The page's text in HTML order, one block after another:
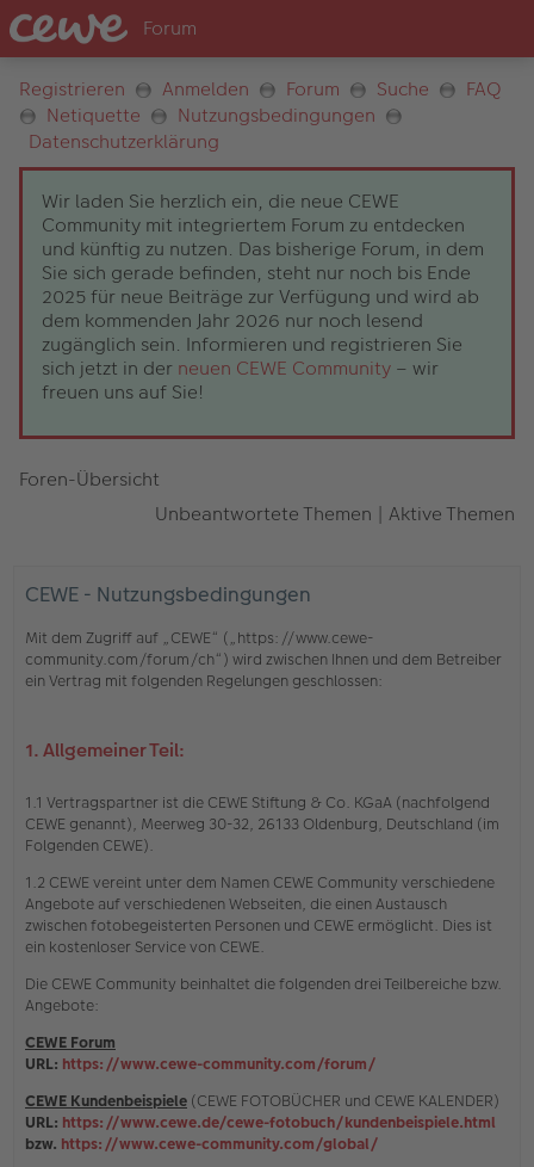
Registrieren Anmelden Forum Suche
FAQ
Netiquette
Nutzungsbedingungen
Datenschutzerklärung
Wir laden Sie herzlich ein, die neue CEWE
Community mit integriertem Forum zu entdecken
und künftig zu nutzen. Das bisherige Forum, in dem
Sie sich gerade befinden, steht nur noch bis Ende
2025 für neue Beiträge zur Verfügung und wird ab
dem kommenden Jahr 2026 nur noch lesend
zugänglich sein. Informieren und registrieren Sie
sich jetzt in der neuen CEWE Community – wir
freuen uns auf Sie!
Foren-Übersicht
Unbeantwortete Themen | Aktive Themen
CEWE - Nutzungsbedingungen
Mit dem Zugriff auf „CEWE“ („https://www.cewe-
community.com/forum/ch“) wird zwischen Ihnen und dem Betreiber
ein Vertrag mit folgenden Regelungen geschlossen:
1. Allgemeiner Teil:
1.1 Vertragspartner ist die CEWE Stiftung & Co. KGaA (nachfolgend
CEWE genannt), Meerweg 30-32, 26133 Oldenburg, Deutschland (im
Folgenden CEWE).
1.2 CEWE vereint unter dem Namen CEWE Community verschiedene
Angebote auf verschiedenen Webseiten, die einen Austausch
zwischen fotobegeisterten Personen und CEWE ermöglicht. Dies ist
ein kostenloser Service von CEWE.
Die CEWE Community beinhaltet die folgenden drei Teilbereiche bzw.
Angebote:
CEWE Forum
URL: https://www.cewe-community.com/forum/
CEWE Kundenbeispiele (CEWE FOTOBÜCHER und CEWE KALENDER)
URL: https://www.cewe.de/cewe-fotobuch/kundenbeispiele.html
bzw. https://www.cewe-community.com/global/